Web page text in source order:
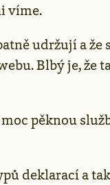
víme.
udržují a že
Blbý je, že
pěknou
deklarací a